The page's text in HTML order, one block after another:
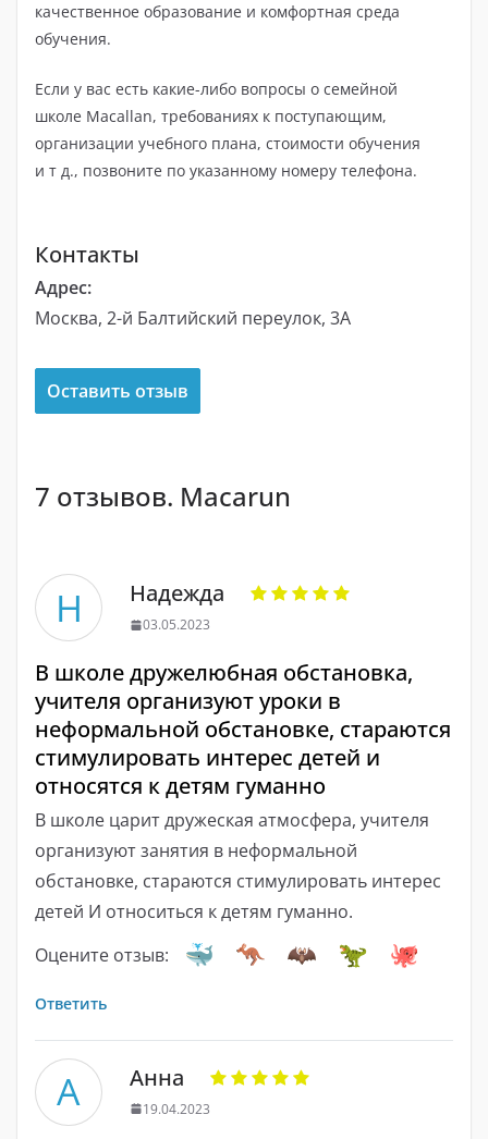
качественное образование и комфортная среда
обучения.
Если у вас есть какие-либо вопросы о семейной
школе Macallan, требованиях к поступающим,
организации учебного плана, стоимости обучения
и т д., позвоните по указанному номеру телефона.
Контакты
Адрес:
Москва, 2-й Балтийский переулок, 3А
Оставить отзыв
7 отзывов. Macarun
Н Надежда
03.05.2023
В школе дружелюбная обстановка,
учителя организуют уроки в
неформальной обстановке, стараются
стимулировать интерес детей и
относятся к детям гуманно
В школе царит дружеская атмосфера, учителя
организуют занятия в неформальной
обстановке, стараются стимулировать интерес
детей И относиться к детям гуманно.
Оцените отзыв:
Ответить
А Анна
19.04.2023